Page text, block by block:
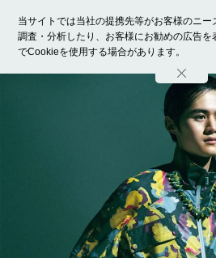
当サイトでは当社の提携先等がお客様のニー
調査・分析したり、お客様にお勧めの広告を
でCookieを使用する場合があります。
ホーム モデル募集 ランキング